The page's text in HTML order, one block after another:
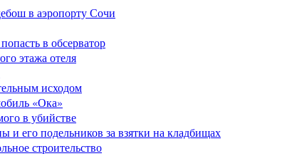
в аэропорту Сочи
в обсерватор
этажа отеля
исходом
«Ока»
в убийстве
и его подельников за взятки на кладбищах
строительство